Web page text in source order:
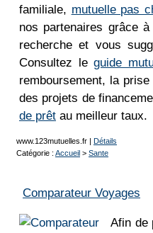
familiale, mutuelle pas
nos partenaires grâce
recherche et vous
Consultez leguide
remboursement, la
des projets de
de prêt au meilleur taux.
www.123mutuelles.fr | Détails
Catégorie : Accueil > Sante
Comparateur Voyages
Afin de